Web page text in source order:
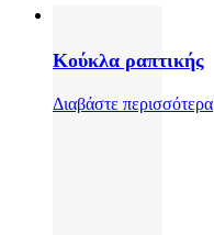
Κούκλα ραπτικής
Διαβάστε περισσότερα